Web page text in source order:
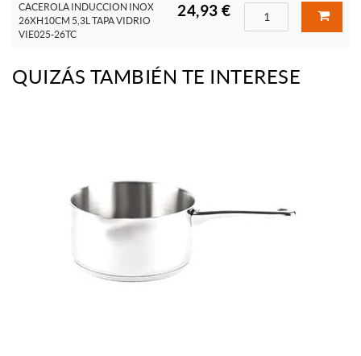
CACEROLA INDUCCION INOX
26XH10CM 5,3L TAPA VIDRIO
VIE025-26TC
24,93 €
QUIZÁS TAMBIÉN TE INTERESE